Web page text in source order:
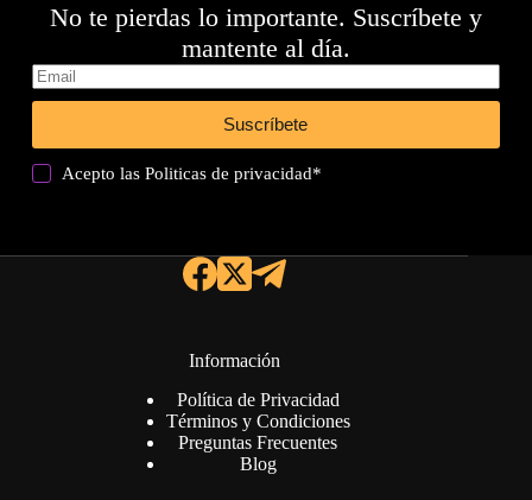
No te pierdas lo importante. Suscríbete y
mantente al día.
Suscríbete
Acepto lasPoliticas de privacidad*
Información
Política de Privacidad
Términos y Condiciones
Preguntas Frecuentes
Blog